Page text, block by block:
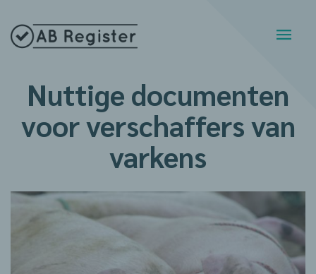
Nuttige documenten
voor verschaffers van
varkens